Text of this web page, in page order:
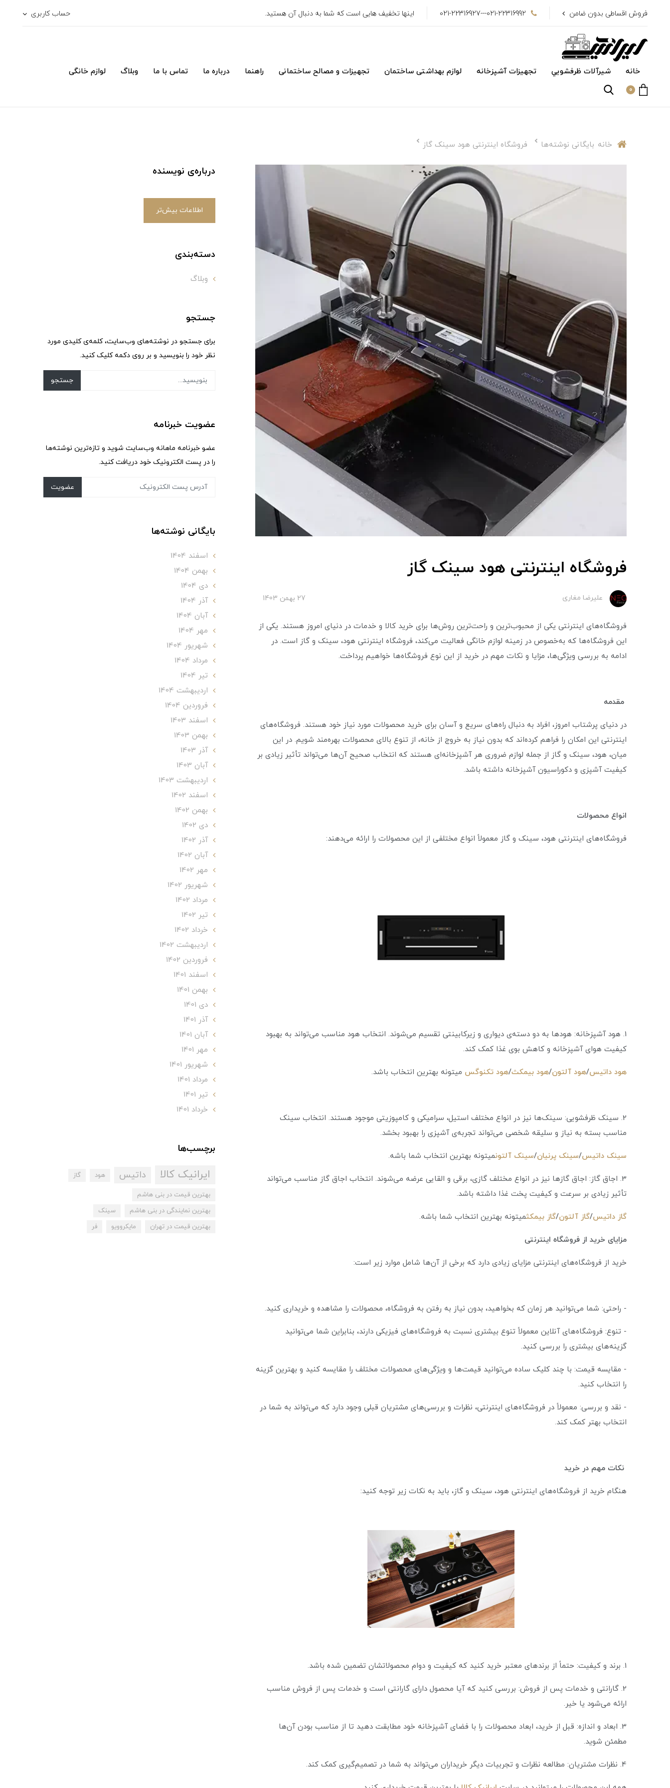
فروش اقساطی بدون ضامن 021-22316992---021-22316927 اینها تخفیف هایی است که شما به دنبال آن هستید. حساب کاربری
خانه شیرآلات ظرفشويي تجهیزات آشپزخانه لوازم بهداشتی ساختمان تجهیزات و مصالح ساختمانی راهنما درباره ما تماس با ما وبلاگ لوازم خانگی
0
خانه بایگانی نوشته‌ها فروشگاه اینترنتی هود سینک گاز
فروشگاه اینترنتی هود سینک گاز
علیرضا مغاری 27 بهمن 1403
فروشگاه‌های اینترنتی یکی از محبوب‌ترین و راحت‌ترین روش‌ها برای خرید کالا و خدمات در دنیای امروز هستند. یکی از
این فروشگاه‌ها که به‌خصوص در زمینه لوازم خانگی فعالیت می‌کند، فروشگاه اینترنتی هود، سینک و گاز است. در
ادامه به بررسی ویژگی‌ها، مزایا و نکات مهم در خرید از این نوع فروشگاه‌ها خواهیم پرداخت.
مقدمه
در دنیای پرشتاب امروز، افراد به دنبال راه‌های سریع و آسان برای خرید محصولات مورد نیاز خود هستند. فروشگاه‌های
اینترنتی این امکان را فراهم کرده‌اند که بدون نیاز به خروج از خانه، از تنوع بالای محصولات بهره‌مند شویم. در این
میان، هود، سینک و گاز از جمله لوازم ضروری هر آشپزخانه‌ای هستند که انتخاب صحیح آن‌ها می‌تواند تأثیر زیادی بر
کیفیت آشپزی و دکوراسیون آشپزخانه داشته باشد.
انواع محصولات
فروشگاه‌های اینترنتی هود، سینک و گاز معمولاً انواع مختلفی از این محصولات را ارائه می‌دهند:
1. هود آشپزخانه: هودها به دو دسته‌ی دیواری و زیرکابینتی تقسیم می‌شوند. انتخاب هود مناسب می‌تواند به بهبود
کیفیت هوای آشپزخانه و کاهش بوی غذا کمک کند.
هود داتیس/هود آلتون/هود بیمکث/هود تکنوگس میتونه بهترین انتخاب باشد.
2. سینک ظرفشویی: سینک‌ها نیز در انواع مختلف استیل، سرامیکی و کامپوزیتی موجود هستند. انتخاب سینک
مناسب بسته به نیاز و سلیقه شخصی می‌تواند تجربه‌ی آشپزی را بهبود بخشد.
سینک داتیس/سینک پرنیان/سینک آلتونمیتونه بهترین انتخاب شما باشه.
3. اجاق گاز: اجاق گازها نیز در انواع مختلف گازی، برقی و القایی عرضه می‌شوند. انتخاب اجاق گاز مناسب می‌تواند
تأثیر زیادی بر سرعت و کیفیت پخت غذا داشته باشد.
گاز داتیس/گاز آلتون/گاز بیمکثمیتونه بهترین انتخاب شما باشه.
مزایای خرید از فروشگاه اینترنتی
خرید از فروشگاه‌های اینترنتی مزایای زیادی دارد که برخی از آن‌ها شامل موارد زیر است:
- راحتی: شما می‌توانید هر زمان که بخواهید، بدون نیاز به رفتن به فروشگاه، محصولات را مشاهده و خریداری کنید.
- تنوع: فروشگاه‌های آنلاین معمولاً تنوع بیشتری نسبت به فروشگاه‌های فیزیکی دارند، بنابراین شما می‌توانید
گزینه‌های بیشتری را بررسی کنید.
- مقایسه قیمت: با چند کلیک ساده می‌توانید قیمت‌ها و ویژگی‌های محصولات مختلف را مقایسه کنید و بهترین گزینه
را انتخاب کنید.
- نقد و بررسی: معمولاً در فروشگاه‌های اینترنتی، نظرات و بررسی‌های مشتریان قبلی وجود دارد که می‌تواند به شما در
انتخاب بهتر کمک کند.
نکات مهم در خرید
هنگام خرید از فروشگاه‌های اینترنتی هود، سینک و گاز، باید به نکات زیر توجه کنید:
1. برند و کیفیت: حتماً از برندهای معتبر خرید کنید که کیفیت و دوام محصولاتشان تضمین شده باشد.
2. گارانتی و خدمات پس از فروش: بررسی کنید که آیا محصول دارای گارانتی است و خدمات پس از فروش مناسب
ارائه می‌شود یا خیر.
3. ابعاد و اندازه: قبل از خرید، ابعاد محصولات را با فضای آشپزخانه خود مطابقت دهید تا از مناسب بودن آن‌ها
مطمئن شوید.
4. نظرات مشتریان: مطالعه نظرات و تجربیات دیگر خریداران می‌تواند به شما در تصمیم‌گیری کمک کند.
درباره‌ی نویسنده
اطلاعات بیش‌تر
دسته‌بندی
وبلاگ
جستجو
برای جستجو در نوشته‌های وب‌سایت، کلمه‌ی کلیدی مورد
نظر خود را بنویسید و بر روی دکمه کلیک کنید.
جستجو
عضویت خبرنامه
عضو خبرنامه ماهانه وب‌سایت شوید و تازه‌ترین نوشته‌ها
را در پست الکترونیک خود دریافت کنید.
عضویت
بایگانی نوشته‌ها
اسفند 1404
بهمن 1404
دی 1404
آذر 1404
آبان 1404
مهر 1404
شهریور 1404
مرداد 1404
تير 1404
ارديبهشت 1404
فروردین 1404
اسفند 1403
بهمن 1403
آذر 1403
آبان 1403
ارديبهشت 1403
اسفند 1402
بهمن 1402
دی 1402
آذر 1402
آبان 1402
مهر 1402
شهریور 1402
مرداد 1402
تير 1402
خرداد 1402
ارديبهشت 1402
فروردین 1402
اسفند 1401
بهمن 1401
دی 1401
آذر 1401
آبان 1401
مهر 1401
شهریور 1401
مرداد 1401
تير 1401
خرداد 1401
برچسب‌ها
ایرانیک کالا داتیس هود گاز
بهترین قیمت در بنی هاشم
بهترین نمایندگی در بنی هاشم
سینک
بهترین قیمت در تهران
مایکروویو فر